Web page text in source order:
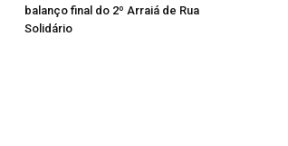
balanço final do 2º Arraiá de Rua
Solidário